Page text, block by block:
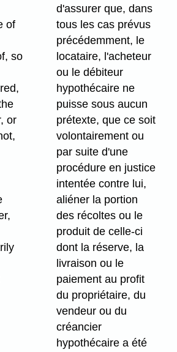
of
so
or
d'assurer que, dans
tous les cas prévus
précédemment, le
locataire, l'acheteur
ou le débiteur
hypothécaire ne
puisse sous aucun
prétexte, que ce soit
volontairement ou
par suite d'une
procédure en justice
intentée contre lui,
aliéner la portion
des récoltes ou le
produit de celle-ci
dont la réserve, la
livraison ou le
paiement au profit
du propriétaire, du
vendeur ou du
créancier
hypothécaire a été